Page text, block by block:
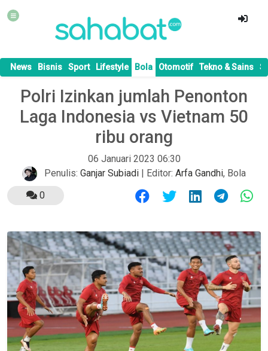
News Bisnis Sport Lifestyle Bola Otomotif Tekno & Sains
Polri Izinkan jumlah Penonton
Laga Indonesia vs Vietnam 50
ribu orang
06 Januari 2023 06:30
Penulis: Ganjar Subiadi | Editor: Arfa Gandhi, Bola
0